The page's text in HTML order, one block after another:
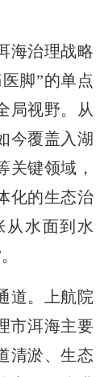
海治理战略
脚”的单点
局视野。从
今覆盖入湖
关键领域，
化的生态治
从水面到水
道。上航院
市洱海主要
清淤、生态